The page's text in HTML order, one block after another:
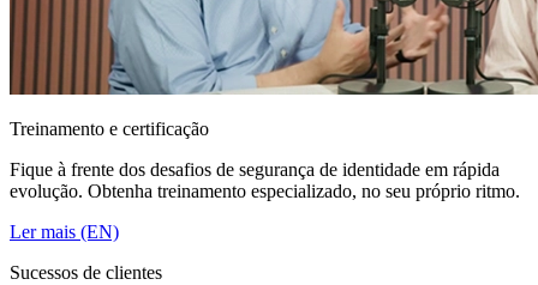
Treinamento e certificação
Fique à frente dos desafios de segurança de identidade em rápida
evolução. Obtenha treinamento especializado, no seu próprio ritmo.
Ler mais (EN)
Sucessos de clientes